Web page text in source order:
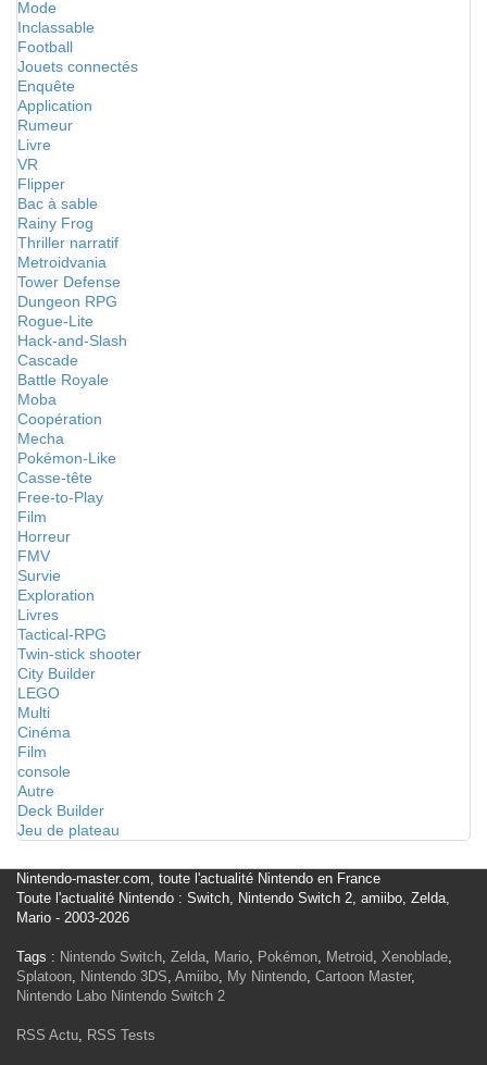
Mode
Inclassable
Football
Jouets connectés
Enquête
Application
Rumeur
Livre
VR
Flipper
Bac à sable
Rainy Frog
Thriller narratif
Metroidvania
Tower Defense
Dungeon RPG
Rogue-Lite
Hack-and-Slash
Cascade
Battle Royale
Moba
Coopération
Mecha
Pokémon-Like
Casse-tête
Free-to-Play
Film
Horreur
FMV
Survie
Exploration
Livres
Tactical-RPG
Twin-stick shooter
City Builder
LEGO
Multi
Cinéma
Film
console
Autre
Deck Builder
Jeu de plateau
Nintendo-master.com, toute l'actualité Nintendo en France
Toute l'actualité Nintendo : Switch, Nintendo Switch 2, amiibo, Zelda,
Mario - 2003-2026
Tags : Nintendo Switch, Zelda, Mario, Pokémon, Metroid, Xenoblade,
Splatoon, Nintendo 3DS, Amiibo, My Nintendo, Cartoon Master,
Nintendo Labo Nintendo Switch 2
RSS Actu, RSS Tests